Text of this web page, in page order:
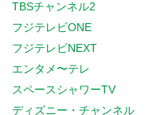
TBSチャンネル2
フジテレビONE
フジテレビNEXT
エンタメ〜テレ
スペースシャワーTV
ディズニー・チャンネル